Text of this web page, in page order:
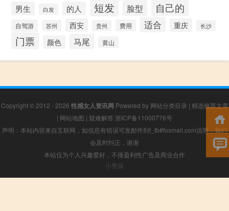
男生 白发 的人 短发 脸型 自己的
自驾游 苏州 西安 贵州 费用 适合 重庆 长沙
门票 颜色 马尾 黄山
Copyright © 2012 - 2026 性感女人资讯网 Powered by 网站分类目录 | 精选推荐文章
| 网站地图 | 疑难解答 浙ICP备11000776号
声明：本站内容来自互联网，如信息有错误可发邮件到f_fb#foxmail.com说明，我们
会及时纠正，谢谢
本站仅为个人兴趣爱好，不接盈利性广告及商业合作
小男孩